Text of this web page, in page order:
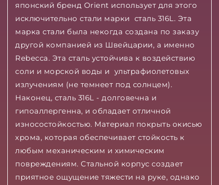
японский бренд Orient использует для этого
исключительно стали марки сталь 316L. Эта
марка стали была некогда создана по заказу
другой компанией из Швейцарии, а именно
Rebecca. Эта сталь устойчива к воздействию
соли и морской воды и ультрафиолетовых
излучениям (не темнеет под солнцем).
Наконец, сталь 316L - долговечна и
гипоаллергенна, и обладает отличной
износостойкостью. Материал покрыть окисью
хрома, которая обеспечивает стойкость к
любым механическим и химическим
повреждениям. Стальной корпус создает
приятное ощущение тяжести на руке, однако